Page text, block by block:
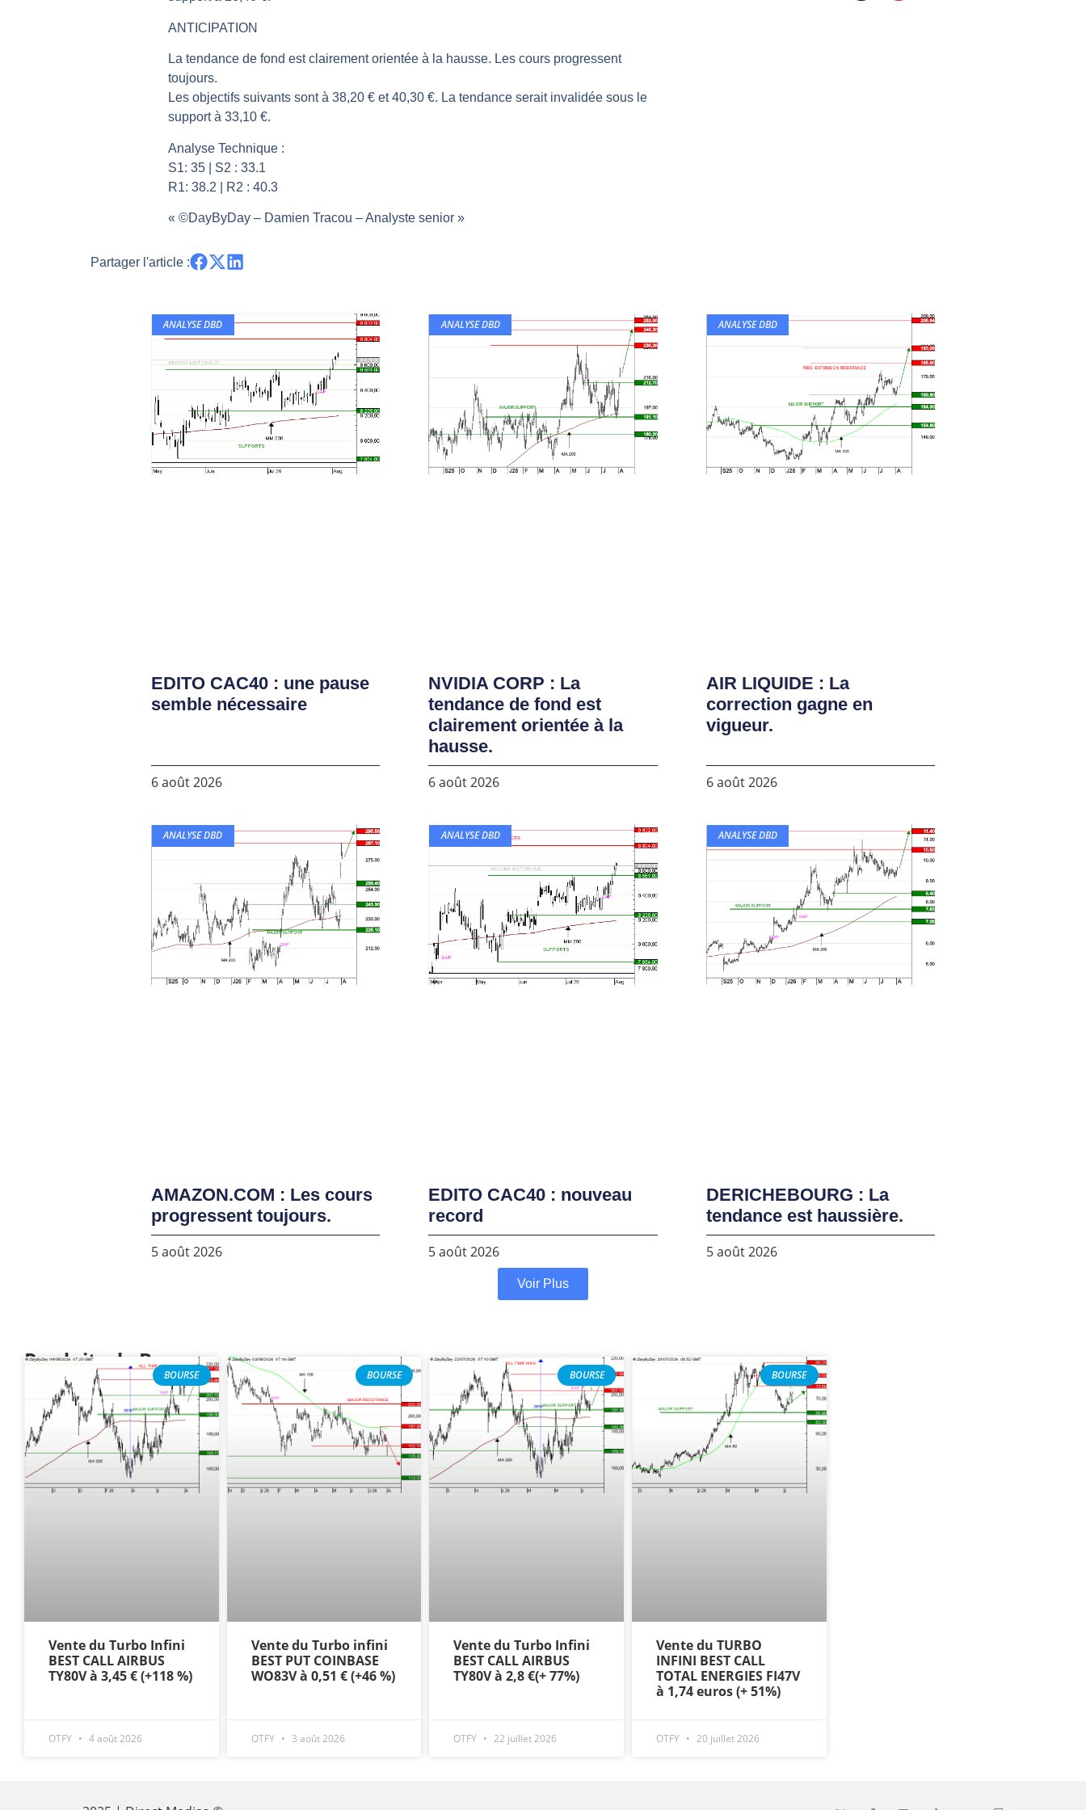
Pourquoi le monde entier vacille en même temps cette semaine ? | par Louis-Antoine Michelet
WTI : Explosion mais réserves au plus bas | Denis Desclos – Market Movers
STMICROELECTRONICS : Correction probable | Denis Desclos – Market Movers
ANTICIPATION
La tendance de fond est clairement orientée à la hausse. Les cours progressent
toujours.
Les objectifs suivants sont à 38,20 € et 40,30 €. La tendance serait invalidée sous le
support à 33,10 €.
Analyse Technique :
S1: 35 | S2 : 33.1
R1: 38.2 | R2 : 40.3
« ©DayByDay – Damien Tracou – Analyste senior »
Partager l'article :
ANALYSE DBD
EDITO CAC40 : une pause
semble nécessaire
6 août 2026
ANALYSE DBD
NVIDIA CORP : La
tendance de fond est
clairement orientée à la
hausse.
6 août 2026
ANALYSE DBD
AIR LIQUIDE : La
correction gagne en
vigueur.
6 août 2026
ANALYSE DBD
AMAZON.COM : Les cours
progressent toujours.
5 août 2026
ANALYSE DBD
EDITO CAC40 : nouveau
record
5 août 2026
ANALYSE DBD
DERICHEBOURG : La
tendance est haussière.
5 août 2026
Voir Plus
Produits de Bourse
BOURSE
Vente du Turbo Infini
BEST CALL AIRBUS
TY80V à 3,45 € (+118 %)
OTFY 4 août 2026
BOURSE
Vente du Turbo infini
BEST PUT COINBASE
WO83V à 0,51 € (+46 %)
OTFY 3 août 2026
BOURSE
Vente du Turbo Infini
BEST CALL AIRBUS
TY80V à 2,8 €(+ 77%)
OTFY 22 juillet 2026
BOURSE
Vente du TURBO
INFINI BEST CALL
TOTAL ENERGIES FI47V
à 1,74 euros (+ 51%)
OTFY 20 juillet 2026